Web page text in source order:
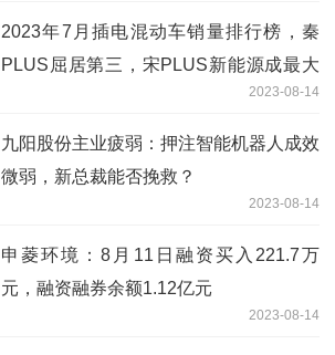
2023年7月插电混动车销量排行榜，秦
PLUS屈居第三，宋PLUS新能源成最大
2023-08-14
九阳股份主业疲弱：押注智能机器人成效
微弱，新总裁能否挽救？
2023-08-14
申菱环境：8月11日融资买入221.7万
元，融资融券余额1.12亿元
2023-08-14